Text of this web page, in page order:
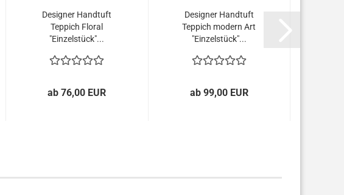
Designer Handtuft
Teppich Floral
"Einzelstück"...
ab 76,00 EUR
Designer Handtuft
Teppich modern Art
"Einzelstück"...
ab 99,00 EUR